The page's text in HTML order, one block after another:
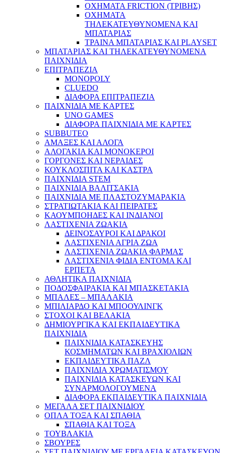
ΟΧΗΜΑΤΑ FRICTION (ΤΡΙΒΗΣ)
ΟΧΗΜΑΤΑ
ΤΗΛΕΚΑΤΕΥΘΥΝΟΜΕΝΑ ΚΑΙ
ΜΠΑΤΑΡΙΑΣ
ΤΡΑΙΝΑ ΜΠΑΤΑΡΙΑΣ ΚΑΙ PLAYSET
ΜΠΑΤΑΡΙΑΣ ΚΑΙ ΤΗΛΕΚΑΤΕΥΘΥΝΟΜΕΝΑ
ΠΑΙΧΝΙΔΙΑ
ΕΠΙΤΡΑΠΕΖΙΑ
MONOPOLY
CLUEDO
ΔΙΑΦΟΡΑ ΕΠΙΤΡΑΠΕΖΙΑ
ΠΑΙΧΝΙΔΙΑ ΜΕ ΚΑΡΤΕΣ
UNO GAMES
ΔΙΑΦΟΡΑ ΠΑΙΧΝΙΔΙΑ ΜΕ ΚΑΡΤΕΣ
SUBBUTEO
ΑΜΑΞΕΣ ΚΑΙ ΑΛΟΓΑ
ΑΛΟΓΑΚΙΑ ΚΑΙ ΜΟΝΟΚΕΡΟΙ
ΓΟΡΓΟΝΕΣ ΚΑΙ ΝΕΡΑΙΔΕΣ
ΚΟΥΚΛΟΣΠΙΤΑ ΚΑΙ ΚΑΣΤΡΑ
ΠΑΙΧΝΙΔΙΑ STEM
ΠΑΙΧΝΙΔΙΑ ΒΑΛΙΤΣΑΚΙΑ
ΠΑΙΧΝΙΔΙΑ ΜΕ ΠΛΑΣΤΟΖΥΜΑΡΑΚΙΑ
ΣΤΡΑΤΙΩΤΑΚΙΑ ΚΑΙ ΠΕΙΡΑΤΕΣ
ΚΑΟΥΜΠΟΗΔΕΣ ΚΑΙ ΙΝΔΙΑΝΟΙ
ΛΑΣΤΙΧΕΝΙΑ ΖΩΑΚΙΑ
ΔΕΙΝΟΣΑΥΡΟΙ ΚΑΙ ΔΡΑΚΟΙ
ΛΑΣΤΙΧΕΝΙΑ ΑΓΡΙΑ ΖΩΑ
ΛΑΣΤΙΧΕΝΙΑ ΖΩΑΚΙΑ ΦΑΡΜΑΣ
ΛΑΣΤΙΧΕΝΙΑ ΦΙΔΙΑ ΕΝΤΟΜΑ ΚΑΙ
ΕΡΠΕΤΑ
ΑΘΛΗΤΙΚΑ ΠΑΙΧΝΙΔΙΑ
ΠΟΔΟΣΦΑΙΡΑΚΙΑ ΚΑΙ ΜΠΑΣΚΕΤΑΚΙΑ
ΜΠΑΛΕΣ – ΜΠΑΛΑΚΙΑ
ΜΠΙΛΙΑΡΔΟ ΚΑΙ ΜΠΟΟΥΛΙΝΓΚ
ΣΤΟΧΟΙ ΚΑΙ ΒΕΛΑΚΙΑ
ΔΗΜΙΟΥΡΓΙΚΑ ΚΑΙ ΕΚΠΑΙΔΕΥΤΙΚΑ
ΠΑΙΧΝΙΔΙΑ
ΠΑΙΧΝΙΔΙΑ ΚΑΤΑΣΚΕΥΗΣ
ΚΟΣΜΗΜΑΤΩΝ ΚΑΙ ΒΡΑΧΙΟΛΙΩΝ
ΕΚΠΑΙΔΕΥΤΙΚΑ ΠΑΖΛ
ΠΑΙΧΝΙΔΙΑ ΧΡΩΜΑΤΙΣΜΟΥ
ΠΑΙΧΝΙΔΙΑ ΚΑΤΑΣΚΕΥΩΝ ΚΑΙ
ΣΥΝΑΡΜΟΛΟΓΟΥΜΕΝΑ
ΔΙΑΦΟΡΑ ΕΚΠΑΙΔΕΥΤΙΚΑ ΠΑΙΧΝΙΔΙΑ
ΜΕΓΑΛΑ ΣΕΤ ΠΑΙΧΝΙΔΙΟΥ
ΟΠΛΑ ΤΟΞΑ ΚΑΙ ΣΠΑΘΙΑ
ΣΠΑΘΙΑ ΚΑΙ ΤΟΞΑ
ΤΟΥΒΛΑΚΙΑ
ΣΒΟΥΡΕΣ